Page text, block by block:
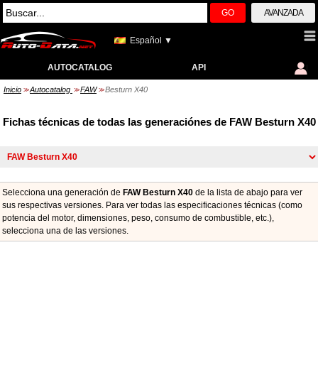
GO AVANZADA
Español ▼
AUTOCATALOG API
Inicio >> Autocatalog >> FAW >> Besturn X40
Fichas técnicas de todas las generaciónes de FAW Besturn X40
Selecciona una generación de FAW Besturn X40 de la lista de abajo para ver
sus respectivas versiones. Para ver todas las especificaciones técnicas (como
potencia del motor, dimensiones, peso, consumo de combustible, etc.),
seleccionа una de las versiones.